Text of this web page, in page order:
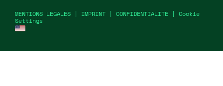
MENTIONS LÉGALES | IMPRINT | CONFIDENTIALITÉ | Cookie
Settings